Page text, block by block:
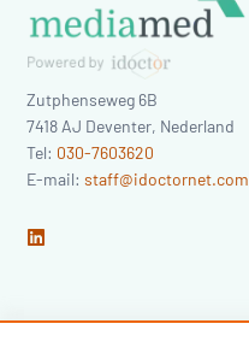
Zutphenseweg 6B
7418 AJ Deventer, Nederland
Tel: 030-7603620
E-mail:staff@idoctornet.com